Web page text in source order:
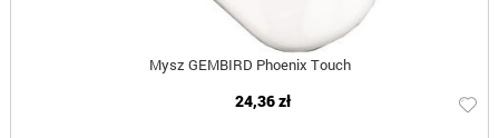
Mysz GEMBIRD Phoenix Touch
24,36 zł